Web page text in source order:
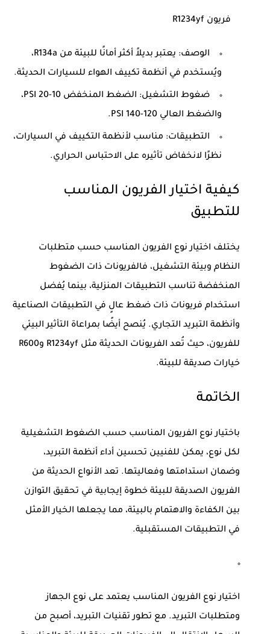
فريون R1234yf
الوصف
: يعتبر بديلاً أكثر أمانًا للبيئة من R134a،
ويُستخدم في أنظمة تكييف الهواء للسيارات الحديثة.
ضغوط التشغيل
: الضغط المنخفض 10-20 PSI،
والضغط العالي 120-140 PSI.
التطبيقات: مناسب لأنظمة التكييف في السيارات،
نظرًا لانخفاض تأثيره على الاحتباس الحراري.
كيفية اختيار الفريون المناسب
للتطبيق
يختلف اختيار نوع الفريون المناسب حسب متطلبات
النظام وبيئة التشغيل، فالفريونات ذات الضغوط
المنخفضة تناسب التطبيقات المنزلية، بينما يُفضل
استخدام فريونات ذات ضغط عالٍ في التطبيقات الصناعية
وأنظمة التبريد التجاري. يُنصح أيضًا بمراعاة التأثير البيئي
للفريون، حيث تُعد الفريونات الحديثة مثل R1234yf وR600
خيارات صديقة للبيئة.
الخاتمة
باختيار نوع الفريون المناسب حسب الضغوط التشغيلية
لكل نوع، يمكن للفنيين تحسين أداء أنظمة التبريد،
وضمان استدامتها وفعاليتها. تعد الأنواع الحديثة من
الفريون الصديقة للبيئة خطوة إيجابية في تحقيق التوازن
بين الكفاءة والاهتمام بالبيئة، مما يجعلها الخيار الأمثل
في التطبيقات المستقبلية.
اختيارنوع الفريون المناسب يعتمد على نوع الجهاز
ومتطلبات التبريد. مع تطور تقنيات التبريد، أصبح من